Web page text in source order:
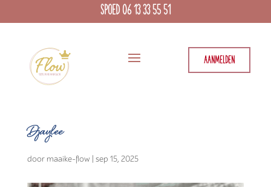
SPOED 06 13 33 55 51
AANMELDEN
Djaylee
door maaike-flow | sep 15, 2025